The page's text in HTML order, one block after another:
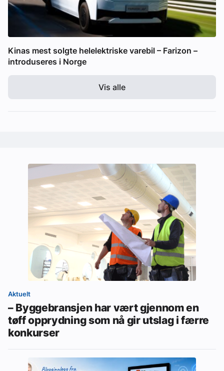
Kinas mest solgte helelektriske varebil – Farizon –
introduseres i Norge
Vis alle
Aktuelt
– Byggebransjen har vært gjennom en
tøff opprydning som nå gir utslag i færre
konkurser